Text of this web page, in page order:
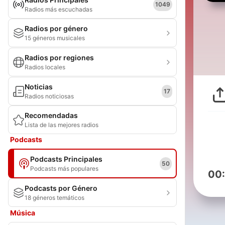
Radios más escuchadas
1049
Radios por género
15 géneros musicales
Radios por regiones
Radios locales
Noticias
Radios noticiosas
17
Recomendadas
Lista de las mejores radios
Podcasts
Podcasts Principales
Podcasts más populares
50
Podcasts por Género
18 géneros temáticos
Música